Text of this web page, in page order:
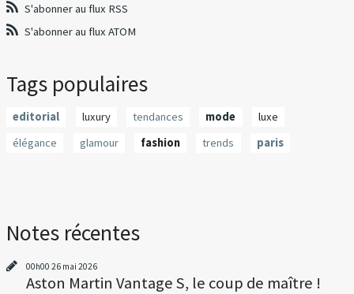
S'abonner au flux RSS
S'abonner au flux ATOM
Tags populaires
editorial luxury tendances mode
luxe
élégance
glamour fashion trends paris
Notes récentes
00h00 26 mai 2026
Aston Martin Vantage S, le coup de maître !